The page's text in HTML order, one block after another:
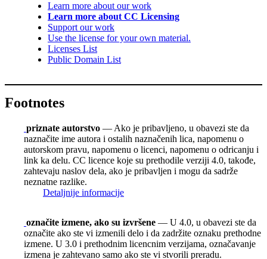
Learn more about our work
Learn more about CC Licensing
Support our work
Use the license for your own material.
Licenses List
Public Domain List
Footnotes
priznate autorstvo — Ako je pribavljeno, u obavezi ste da
naznačite ime autora i ostalih naznačenih lica, napomenu o
autorskom pravu, napomenu o licenci, napomenu o odricanju i
link ka delu. CC licence koje su prethodile verziji 4.0, takođe,
zahtevaju naslov dela, ako je pribavljen i mogu da sadrže
neznatne razlike.
Detaljnije informacije
označite izmene, ako su izvršene — U 4.0, u obavezi ste da
označite ako ste vi izmenili delo i da zadržite oznaku prethodne
izmene. U 3.0 i prethodnim licencnim verzijama, označavanje
izmena je zahtevano samo ako ste vi stvorili preradu.